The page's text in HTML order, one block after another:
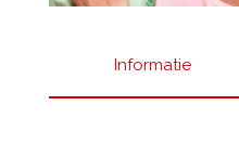
Informatie